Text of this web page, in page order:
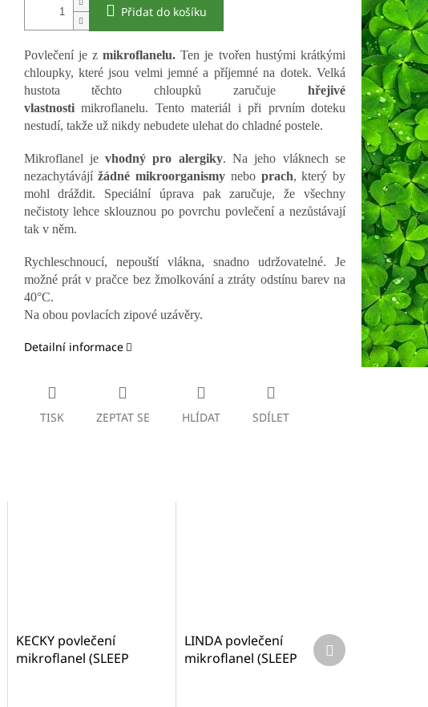
Přidat do košíku
Povlečení je zmikroflanelu.Ten je tvořen hustými krátkými
chloupky, které jsou velmi jemné a příjemné na dotek. Velká
hustota těchto chloupků zaručuje hřejivé
vlastnostimikroflanelu. Tento materiál i při prvním doteku
nestudí, takže už nikdy nebudete ulehat do chladné postele.
Mikroflanel jevhodný pro alergiky. Na jeho vláknech se
nezachytávájížádné mikroorganismy nebo prach, který by
mohl dráždit. Speciální úprava pak zaručuje, že všechny
nečistoty lehce sklouznou po povrchu povlečení a nezůstávají
tak v něm.
Rychleschnoucí, nepouští vlákna, snadno udržovatelné. Je
možné prát v pračce bez žmolkování a ztráty odstínu barev na
40°C.
Na obou povlacích zipové uzávěry.
Detailní informace
TISK ZEPTAT SE HLÍDAT SDÍLET
KECKY povlečení
mikroflanel (SLEEP
LINDA povlečení
mikroflanel (SLEEP
Další
produkt